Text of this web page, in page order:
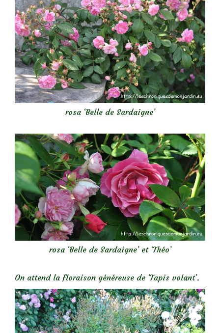
rosa ‘Belle de Sardaigne’
rosa ‘Belle de Sardaigne’ et ‘Théo’
On attend la floraison généreuse de ‘Tapis volant’.